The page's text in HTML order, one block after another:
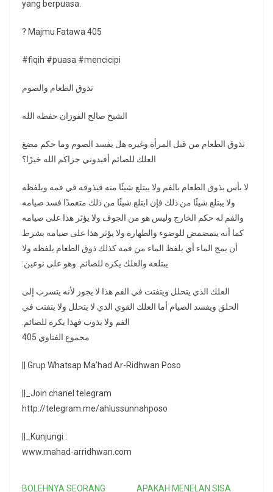
yang berpuasa.
? Majmu Fatawa 405
#fiqih #puasa #mencicipi
تذوق الطعام والصوم
الشيخ صالح الفوزان حفظه الله
تذوق الطعام من قبل المرأة وغيره هل يفسد الصوم وما حكم مضغ
العلك للصائم أفيدوني جزاكم الله خيرًا‏؟‏
لا بأس بذوق الطعام بالفم ولا يبتلع شيئًا منه فيذوقه في فمه ويلفظه
ولا يبتلع شيئًا من ذلك فإن ابتلع شيئًا من ذلك متعمدًا فسد صيامه
والفم له حكم الخارج وليس هو من الجوف ولا يؤثر هذا على صيامه
كما أنه يتمضمض للوضوء والطهارة ولا يؤثر هذا على صيامه بشرط
أن يمج الماء أي يلفظ الماء من فمه كذلك ذوق الطعام يلفظه ولا
يبتلعه والعلك يكره للصائم‏.‏ وهو على نوعين‏:‏
العلك الذي يتحلل ويتفتت في الفم هذا لا يجوز لأنه يتسرب إلى
الحلق ويفسد الصيام أما العلك القوي الذي لا يتحلل ولا يتفتت في
الفم ولا يذوب فهذا يكره للصائم‏.‏
مجموع الفتاوي 405
|| Grup Whatsap Ma’had Ar-Ridhwan Poso
||_Join chanel telegram
http://telegram.me/ahlussunnahposo
||_Kunjungi :
www.mahad-arridhwan.com
BOLEHNYA SEORANG
APAKAH MENELAN SISA